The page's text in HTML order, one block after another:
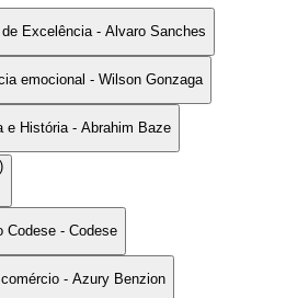
Excelência - Alvaro Sanches
emocional - Wilson Gonzaga
e História - Abrahim Baze
Codese - Codese
- Azury Benzion